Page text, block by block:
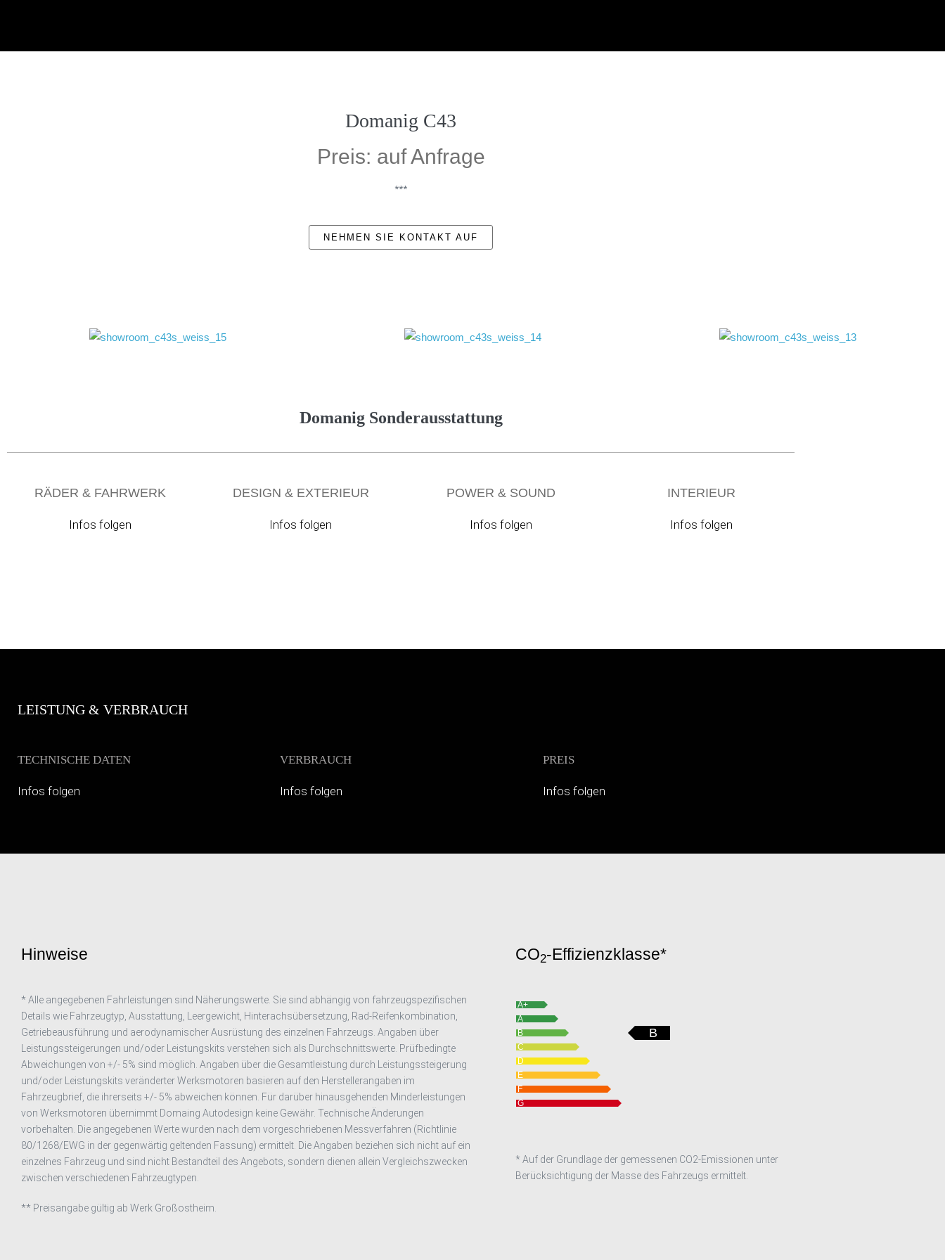
Domanig C43
Preis: auf Anfrage
***
NEHMEN SIE KONTAKT AUF
Domanig Sonderausstattung
RÄDER & FAHRWERK
Infos folgen
DESIGN & EXTERIEUR
Infos folgen
POWER & SOUND
Infos folgen
INTERIEUR
Infos folgen
LEISTUNG & VERBRAUCH
TECHNISCHE DATEN
Infos folgen
VERBRAUCH
Infos folgen
PREIS
Infos folgen
Hinweise
* Alle angegebenen Fahrleistungen sind Näherungswerte. Sie sind abhängig von fahrzeugspezifischen
Details wie Fahrzeugtyp, Ausstattung, Leergewicht, Hinterachsübersetzung, Rad-Reifenkombination,
Getriebeausführung und aerodynamischer Ausrüstung des einzelnen Fahrzeugs. Angaben über
Leistungssteigerungen und/oder Leistungskits verstehen sich als Durchschnittswerte. Prüfbedingte
Abweichungen von +/- 5% sind möglich. Angaben über die Gesamtleistung durch Leistungssteigerung
und/oder Leistungskits veränderter Werksmotoren basieren auf den Herstellerangaben im
Fahrzeugbrief, die ihrerseits +/- 5% abweichen können. Für darüber hinausgehenden Minderleistungen
von Werksmotoren übernimmt Domaing Autodesign keine Gewähr. Technische Änderungen
vorbehalten. Die angegebenen Werte wurden nach dem vorgeschriebenen Messverfahren (Richtlinie
80/1268/EWG in der gegenwärtig geltenden Fassung) ermittelt. Die Angaben beziehen sich nicht auf ein
einzelnes Fahrzeug und sind nicht Bestandteil des Angebots, sondern dienen allein Vergleichszwecken
zwischen verschiedenen Fahrzeugtypen.
** Preisangabe gültig ab Werk Großostheim.
CO2-Effizienzklasse*
A+
A
B
C
D
E
F
G
B
* Auf der Grundlage der gemessenen CO2-Emissionen unter
Berücksichtigung der Masse des Fahrzeugs ermittelt.